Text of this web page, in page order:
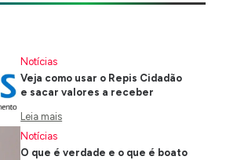
Notícias
Veja como usar o Repis Cidadão
e sacar valores a receber
Leia mais
Notícias
O que é verdade e o que é boato